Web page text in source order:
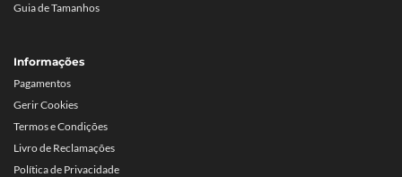
Guia de Tamanhos
Informações
Pagamentos
Gerir Cookies
Termos e Condições
Livro de Reclamações
Política de Privacidade